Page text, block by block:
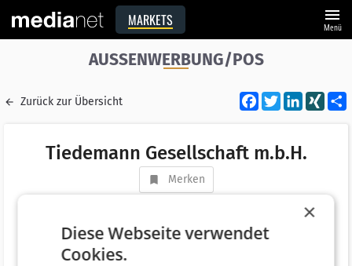
MARKETS menu
Menü
AUSSENWERBUNG/POS
Zurück zur Übersicht Facebook
Twitter XING
Tiedemann Gesellschaft m.b.H.
Merken
AT 2483 Ebreichsdorf
Telefonnummer +43 (2254) 203 33
×
Diese Webseite verwendet
Cookies.